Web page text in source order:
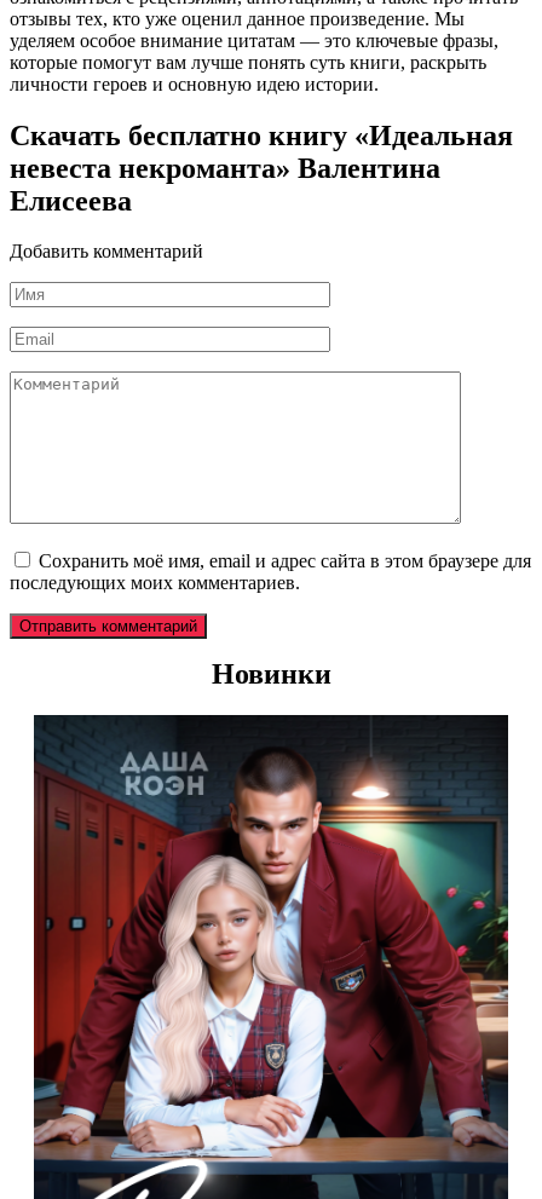
отзывы тех, кто уже оценил данное произведение. Мы
уделяем особое внимание цитатам — это ключевые фразы,
которые помогут вам лучше понять суть книги, раскрыть
личности героев и основную идею истории.
Скачать бесплатно книгу «Идеальная
невеста некроманта» Валентина
Елисеева
Добавить комментарий
Имя
*
Email
*
Комментарий
Сохранить моё имя, email и адрес сайта в этом браузере для
последующих моих комментариев.
Новинки